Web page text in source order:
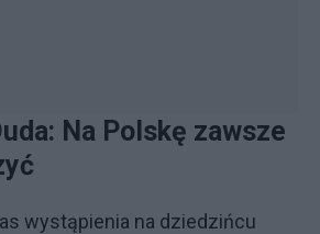
Na Polskę zawsze
wystąpienia na dziedzińcu